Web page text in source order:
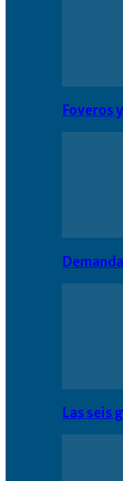
Foveros
Las seis